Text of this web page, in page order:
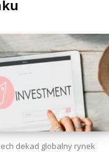
dekad globalny rynek